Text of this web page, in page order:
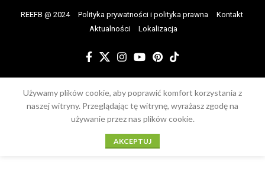
REEFB @ 2024 Polityka prywatności i polityka prawna
Kontakt
Aktualności
Lokalizacja
Używamy plików cookie, aby poprawić komfort korzystania z
naszej witryny. Przeglądając tę witrynę, wyrażasz zgodę na
używanie przez nas plików cookie.
AKCEPTUJ